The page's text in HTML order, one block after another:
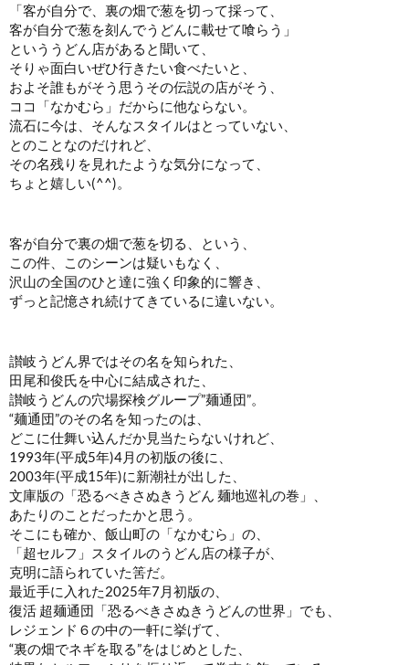
「客が自分で、裏の畑で葱を切って採って、
客が自分で葱を刻んでうどんに載せて喰らう」
といううどん店があると聞いて、
そりゃ面白いぜひ行きたい食べたいと、
およそ誰もがそう思うその伝説の店がそう、
ココ「なかむら」だからに他ならない。
流石に今は、そんなスタイルはとっていない、
とのことなのだけれど、
その名残りを見れたような気分になって、
ちょと嬉しい(^^)。
客が自分で裏の畑で葱を切る、という、
この件、このシーンは疑いもなく、
沢山の全国のひと達に強く印象的に響き、
ずっと記憶され続けてきているに違いない。
讃岐うどん界ではその名を知られた、
田尾和俊氏を中心に結成された、
讃岐うどんの穴場探検グループ”麺通団”。
“麺通団”のその名を知ったのは、
どこに仕舞い込んだか見当たらないけれど、
1993年(平成5年)4月の初版の後に、
2003年(平成15年)に新潮社が出した、
文庫版の「恐るべきさぬきうどん 麺地巡礼の巻」、
あたりのことだったかと思う。
そこにも確か、飯山町の「なかむら」の、
「超セルフ」スタイルのうどん店の様子が、
克明に語られていた筈だ。
最近手に入れた2025年7月初版の、
復活 超麺通団「恐るべきさぬきうどんの世界」でも、
レジェンド６の中の一軒に挙げて、
“裏の畑でネギを取る”をはじめとした、